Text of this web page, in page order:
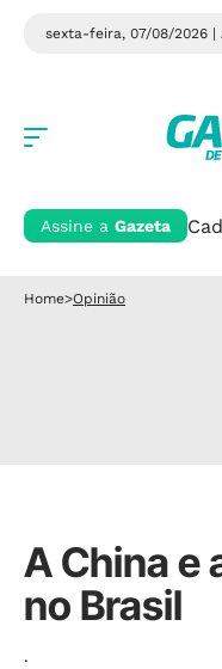
sexta-feira, 07/08/2026 |
Assine a Gazeta
Home>Opinião
A China e
no Brasil
.